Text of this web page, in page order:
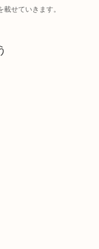
せていきます。